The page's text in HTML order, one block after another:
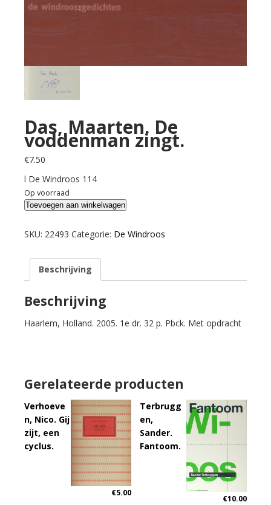
Das, Maarten. De
voddenman zingt.
€7.50
l De Windroos 114
Op voorraad
Das,
De
zingt.
aantal
Toevoegen aan winkelwagen
SKU: 22493 Categorie: De Windroos
Beschrijving
Beschrijving
Haarlem, Holland. 2005. 1e dr. 32 p. Pbck. Met opdracht
Gerelateerde producten
Verhoeve
n, Nico. Gij
zijt, een
cyclus.
€5.00
Terbrugg
en,
Sander.
Fantoom.
€10.00